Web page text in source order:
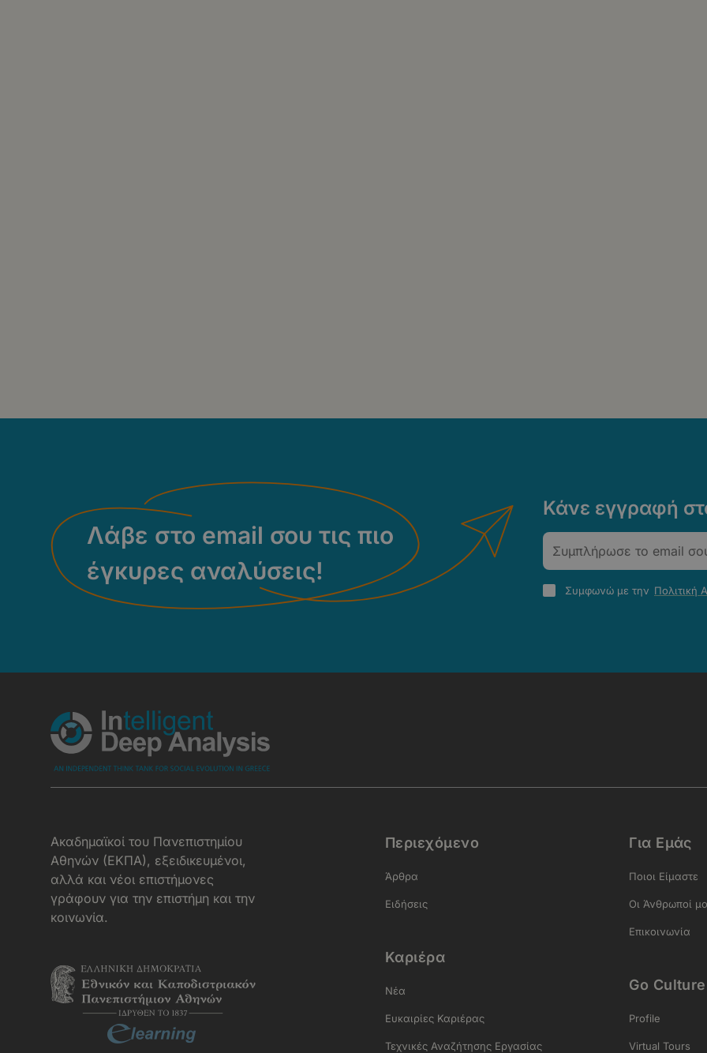
Λάβε στο email σου τις πιο
έγκυρες αναλύσεις!
Κάνε εγγραφή
Πολιτική
Συμφωνώ με την Πολιτική
Aκαδημαϊκοί του Πανεπιστημίου
Αθηνών (ΕΚΠΑ), εξειδικευμένοι,
αλλά και νέοι επιστήμονες
γράφουν για την επιστήμη και την
κοινωνία.
Περιεχόμενο
Άρθρα
Ειδήσεις
Καριέρα
Νέα
Ευκαιρίες Καριέρας
Τεχνικές Αναζήτησης Εργασίας
Για Εμάς
Ποιοι Είμαστε
Οι Άνθρωποί
Επικοινωνία
Go Culture
Profile
Virtual Tours